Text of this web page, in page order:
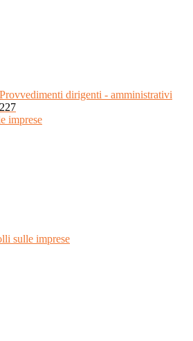
Provvedimenti dirigenti - amministrativi
227
imprese
sulle imprese